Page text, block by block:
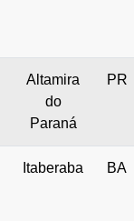
Altamira
do
Paraná
PR
Itaberaba BA